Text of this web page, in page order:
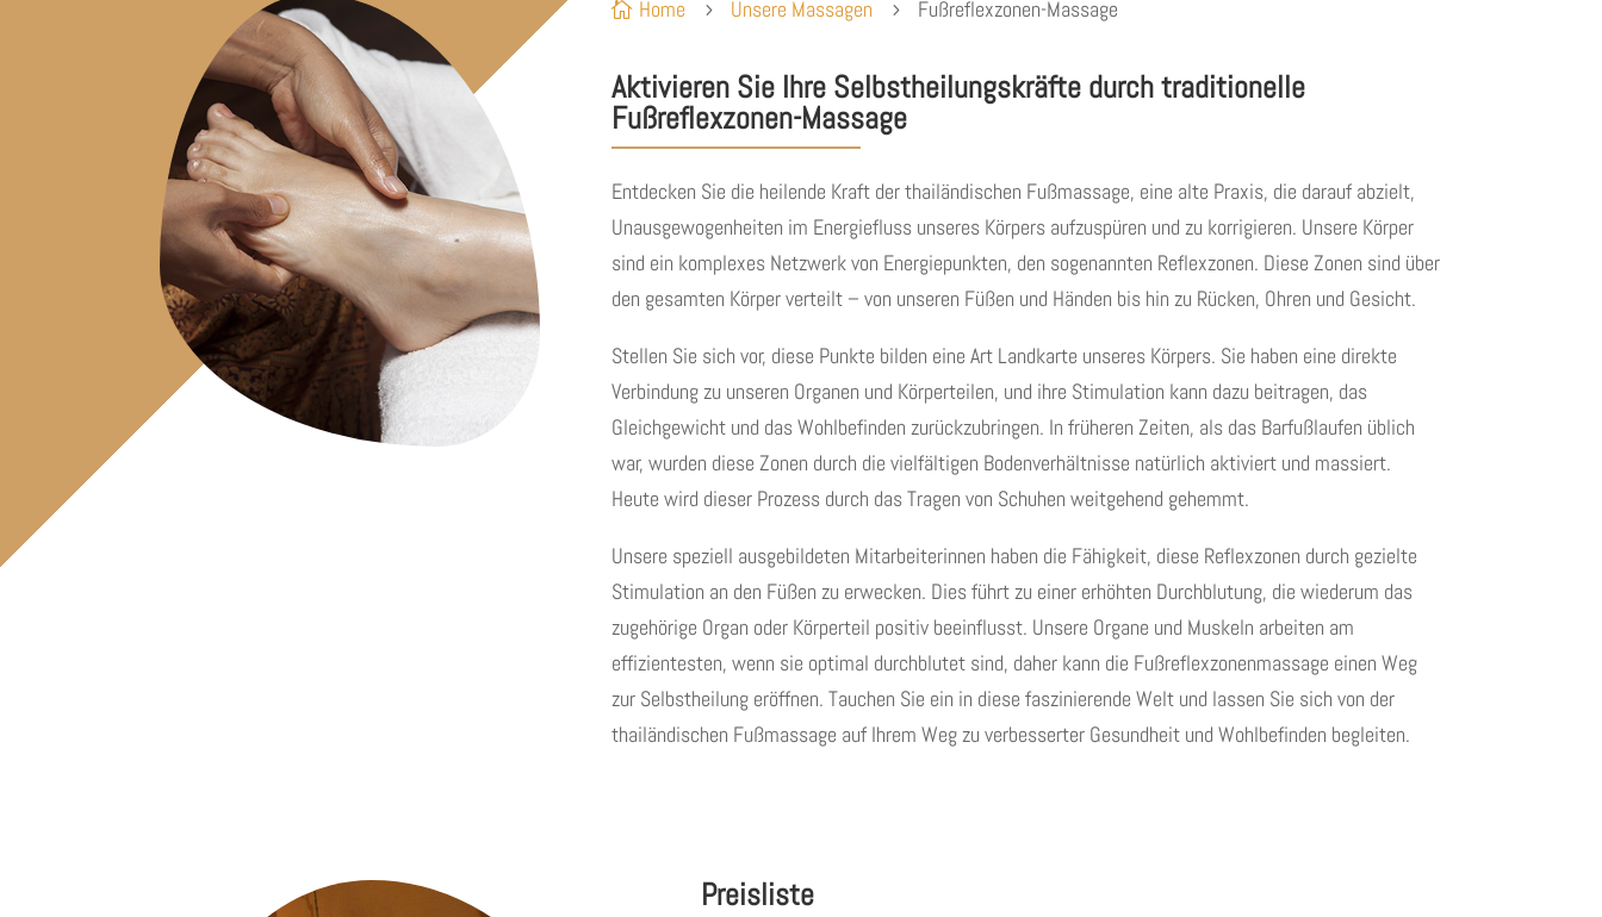
 Home 5 Unsere Massagen 5 Fußreflexzonen-Massage
Aktivieren Sie Ihre Selbstheilungskräfte durch traditionelle
Fußreflexzonen-Massage
Entdecken Sie die heilende Kraft der thailändischen Fußmassage, eine alte Praxis, die darauf abzielt,
Unausgewogenheiten im Energiefluss unseres Körpers aufzuspüren und zu korrigieren. Unsere Körper
sind ein komplexes Netzwerk von Energiepunkten, den sogenannten Reflexzonen. Diese Zonen sind über
den gesamten Körper verteilt – von unseren Füßen und Händen bis hin zu Rücken, Ohren und Gesicht.
Stellen Sie sich vor, diese Punkte bilden eine Art Landkarte unseres Körpers. Sie haben eine direkte
Verbindung zu unseren Organen und Körperteilen, und ihre Stimulation kann dazu beitragen, das
Gleichgewicht und das Wohlbefinden zurückzubringen. In früheren Zeiten, als das Barfußlaufen üblich
war, wurden diese Zonen durch die vielfältigen Bodenverhältnisse natürlich aktiviert und massiert.
Heute wird dieser Prozess durch das Tragen von Schuhen weitgehend gehemmt.
Unsere speziell ausgebildeten Mitarbeiterinnen haben die Fähigkeit, diese Reflexzonen durch gezielte
Stimulation an den Füßen zu erwecken. Dies führt zu einer erhöhten Durchblutung, die wiederum das
zugehörige Organ oder Körperteil positiv beeinflusst. Unsere Organe und Muskeln arbeiten am
effizientesten, wenn sie optimal durchblutet sind, daher kann die Fußreflexzonenmassage einen Weg
zur Selbstheilung eröffnen. Tauchen Sie ein in diese faszinierende Welt und lassen Sie sich von der
thailändischen Fußmassage auf Ihrem Weg zu verbesserter Gesundheit und Wohlbefinden begleiten.
Preisliste